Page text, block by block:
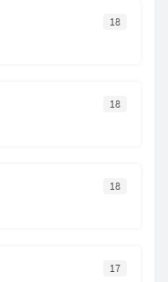
18
18
18
17